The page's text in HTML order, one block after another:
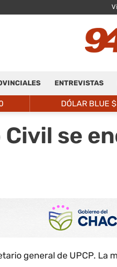
ENTREVISTAS
DÓLAR BLUE $
Civil se
general de UPCP. La